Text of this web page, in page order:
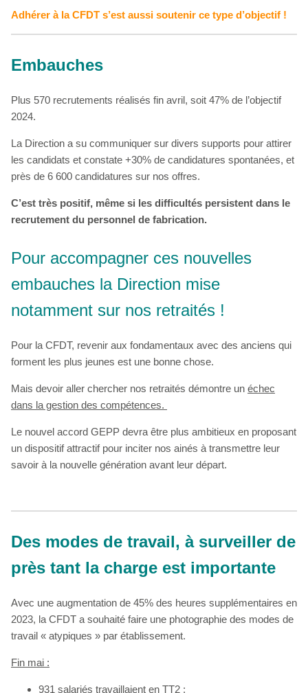
Adhérer à la CFDT s’est aussi soutenir ce type d’objectif !
Embauches
Plus 570 recrutements réalisés fin avril, soit 47% de l’objectif
2024.
La Direction a su communiquer sur divers supports pour attirer
les candidats et constate +30% de candidatures spontanées, et
près de 6 600 candidatures sur nos offres.
C’est très positif, même si les difficultés persistent dans le
recrutement du personnel de fabrication.
Pour accompagner ces nouvelles
embauches la Direction mise
notamment sur nos retraités !
Pour la CFDT, revenir aux fondamentaux avec des anciens qui
forment les plus jeunes est une bonne chose.
Mais devoir aller chercher nos retraités démontre un échec
dans la gestion des compétences.
Le nouvel accord GEPP devra être plus ambitieux en proposant
un dispositif attractif pour inciter nos ainés à transmettre leur
savoir à la nouvelle génération avant leur départ.
Des modes de travail, à surveiller de
près tant la charge est importante
Avec une augmentation de 45% des heures supplémentaires en
2023, la CFDT a souhaité faire une photographie des modes de
travail « atypiques » par établissement.
Fin mai :
931 salariés travaillaient en TT2 ;